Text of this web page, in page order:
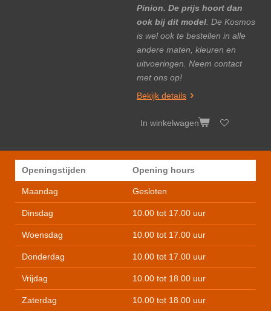
Pinion. De prijs hoort dan
ook bij dit model. De Kosmos
is wel ook te bestellen in alle
andere maten, kleuren en
uitvoeringen. Neem contact
met ons op!
Bekijk details
In winkelwagen
Openingstijden Opening hours
Maandag Gesloten
Dinsdag 10.00 tot 17.00 uur
Woensdag 10.00 tot 17.00 uur
Donderdag 10.00 tot 17.00 uur
Vrijdag 10.00 tot 18.00 uur
Zaterdag 10.00 tot 18.00 uur